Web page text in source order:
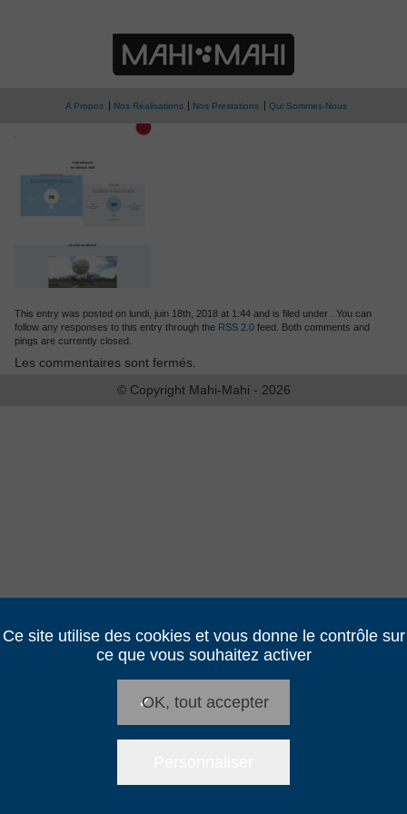
A Propos Nos Réalisations Nos Prestations Qui Sommes-Nous
This entry was posted on lundi, juin 18th, 2018 at 1:44 and is filed under . You can
follow any responses to this entry through the RSS 2.0feed. Both comments and
pings are currently closed.
Les commentaires sont fermés.
© Copyright Mahi-Mahi - 2026
Ce site utilise des cookies et vous donne le contrôle sur
ce que vous souhaitez activer
✓
OK, tout accepter